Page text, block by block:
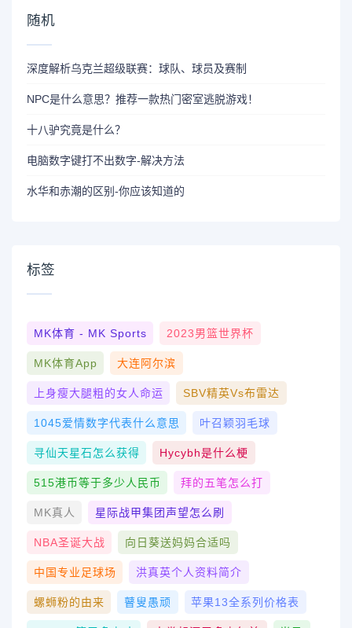
随机
深度解析乌克兰超级联赛：球队、球员及赛制
NPC是什么意思？推荐一款热门密室逃脱游戏！
十八驴究竟是什么？
电脑数字键打不出数字-解决方法
水华和赤潮的区别-你应该知道的
标签
MK体育 - MK Sports 2023男篮世界杯
MK体育App 大连阿尔滨
上身瘦大腿粗的女人命运 SBV精英vs布雷达
1045爱情数字代表什么意思 叶召颖羽毛球
寻仙天星石怎么获得 Hycybh是什么梗
515港币等于多少人民币 拜的五笔怎么打
MK真人 星际战甲集团声望怎么刷
NBA圣诞大战 向日葵送妈妈合适吗
中国专业足球场 洪真英个人资料简介
螺蛳粉的由来 瞽叟愚顽 苹果13全系列价格表